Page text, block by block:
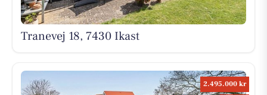
Tranevej 18, 7430 Ikast
2.495.000 kr